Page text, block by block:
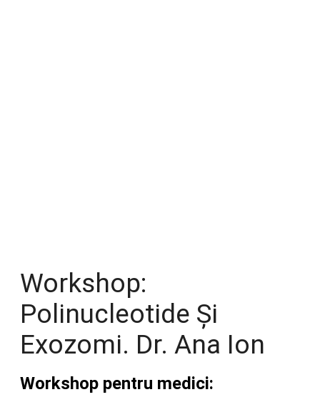
Workshop:
Polinucleotide Și
Exozomi. Dr. Ana Ion
Workshop pentru medici: